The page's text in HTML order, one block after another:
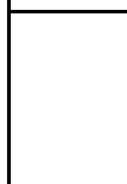
Ширина: 160 см